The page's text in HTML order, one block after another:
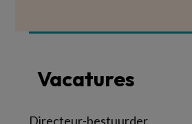
Vacatures
Directeur-bestuurder